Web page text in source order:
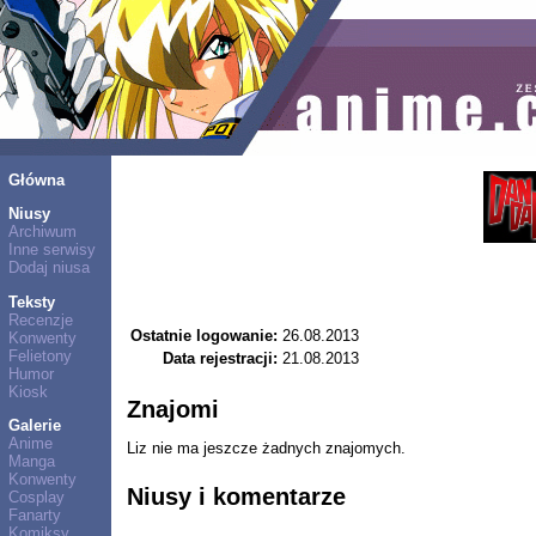
Główna
Niusy
Archiwum
Inne serwisy
Dodaj niusa
Teksty
Recenzje
Konwenty
Felietony
Humor
Kiosk
Galerie
Anime
Manga
Konwenty
Cosplay
Fanarty
Ostatnie logowanie: 26.08.2013
Data rejestracji: 21.08.2013
Znajomi
Liz nie ma jeszcze żadnych znajomych.
Niusy i komentarze